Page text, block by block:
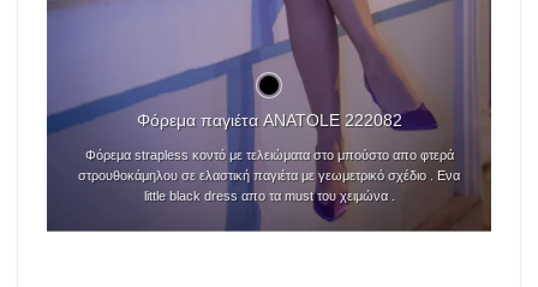
Φόρεμα παγιέτα ANATOLE 222082
Φόρεμα strapless κοντό με τελειώματα στο μπούστο απο φτερά
στρουθοκάμηλου σε ελαστική παγιέτα με γεωμετρικό σχέδιο . Ενα
little black dress απο ταmust του χειμώνα.